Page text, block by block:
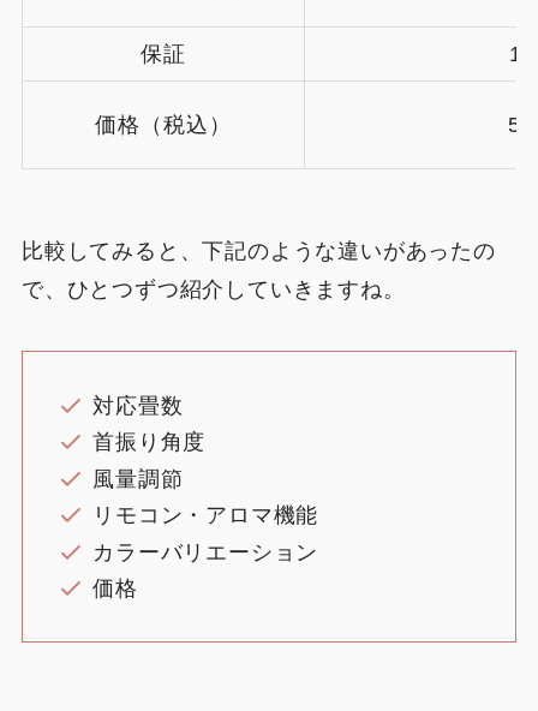
保証 1
価格（税込）
比較してみると、下記のような違いがあったの
で、ひとつずつ紹介していきますね。
対応畳数
首振り角度
風量調節
リモコン・アロマ機能
カラーバリエーション
価格